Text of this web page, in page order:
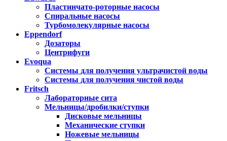
Пластинчато-роторные насосы
Спиральные насосы
Турбомолекулярные насосы
Eppendorf
Дозаторы
Центрифуги
Evoqua
Системы для получения ультрачистой воды
Системы для получения чистой воды
Fritsch
Лабораторные сита
Мельницы/дробилки/ступки
Дисковые мельницы
Механические ступки
Ножевые мельницы